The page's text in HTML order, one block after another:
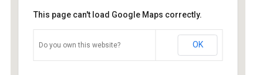
Flüchtlingskirche St. Simeon
Wassertorstr. 21 a - Berlin
This page can't load Google Maps correctly.
Do you own this website? OK